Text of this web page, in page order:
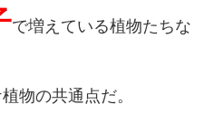
で増えている植物たちな
物の共通点だ。